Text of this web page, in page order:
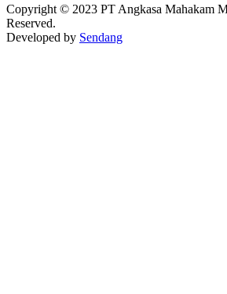
Copyright © 2023 PT Angkasa Mahakam
Reserved.
Developed by Sendang